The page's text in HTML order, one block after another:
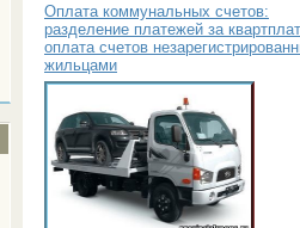
Оплата коммунальных счетов:
разделение платежей за
оплата счетов
жильцами